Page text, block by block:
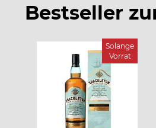
Bestseller
Solange
Vorrat